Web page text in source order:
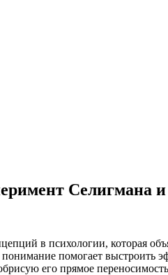
Селигмана
в психологии, которая
понимание помогает
его прямое